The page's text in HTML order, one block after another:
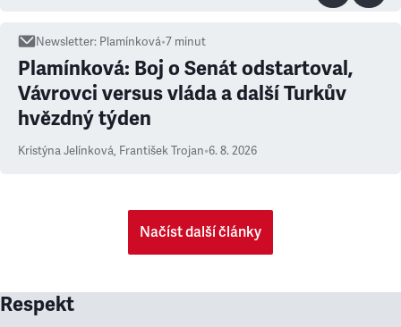
Newsletter: Plamínková•7 minut
Plamínková: Boj o Senát odstartoval,
Vávrovci versus vláda a další Turkův
hvězdný týden
Kristýna Jelínková, František Trojan•6. 8. 2026
Načíst další články
Respekt